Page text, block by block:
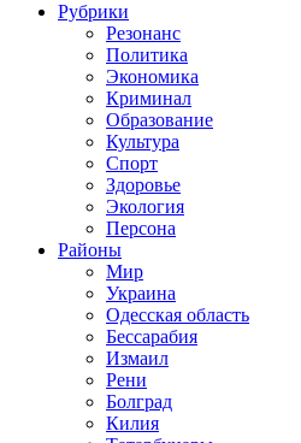
Рубрики
Резонанс
Политика
Экономика
Криминал
Образование
Культура
Спорт
Здоровье
Экология
Персона
Районы
Мир
Украина
Одесская область
Бессарабия
Измаил
Рени
Болград
Килия